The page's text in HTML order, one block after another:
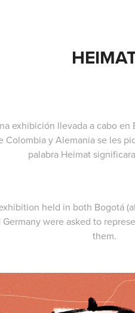
exhibición llevada a cabo en
Colombia y Alemania se les
palabra Heimat
held in both Bogotá
were asked to
them.